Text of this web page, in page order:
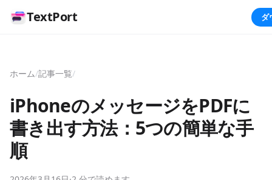
TextPort ダ
ホーム/記事一覧/
iPhoneのメッセージをPDFに
書き出す方法：5つの簡単な手
順